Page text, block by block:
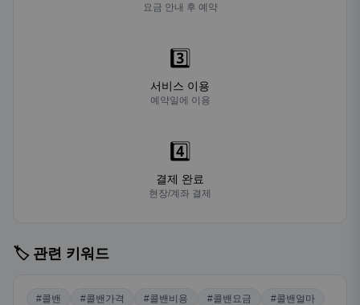
요금 안내 후 예약
3️⃣
서비스 이용
예약일에 이용
4️⃣
결제 완료
현장/계좌 결제
🏷️ 관련 키워드
#콜밴 #콜밴가격 #콜밴비용 #콜밴요금
#콜밴얼마